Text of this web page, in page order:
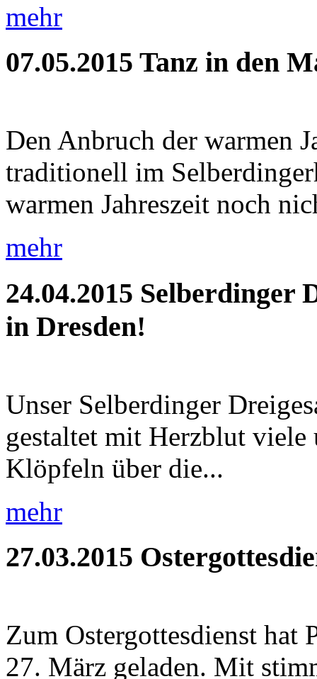
mehr
07.05.2015 Tanz in den
Den Anbruch der warmen
traditionell im
warmen Jahreszeit noch
mehr
24.04.2015 Selberdinger
in Dresden!
Unser Selberdinger
gestaltet mit Herzblut viele
Klöpfeln über die...
mehr
27.03.2015
Zum Ostergottesdienst hat
27. März geladen. Mit